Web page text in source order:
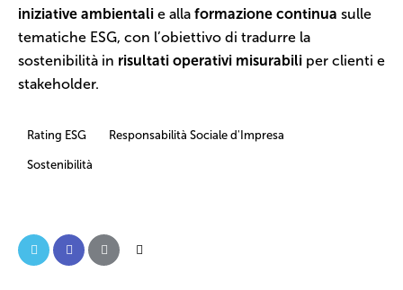
iniziative ambientali e alla formazione continua sulle
tematiche ESG, con l’obiettivo di tradurre la
sostenibilità in risultati operativi misurabili per clienti e
stakeholder.
Rating ESG Responsabilità Sociale d'Impresa
Sostenibilità